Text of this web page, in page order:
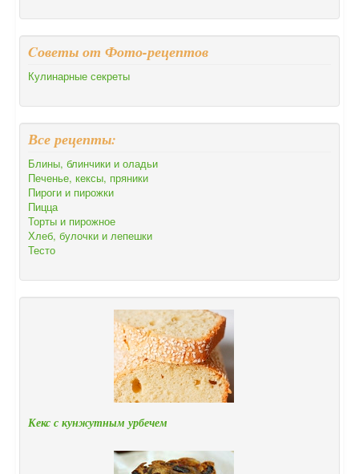
Cоветы от Фото-рецептов
Кулинарные секреты
Все рецепты:
Блины, блинчики и оладьи
Печенье, кексы, пряники
Пироги и пирожки
Пицца
Торты и пирожное
Хлеб, булочки и лепешки
Тесто
Кекс с кунжутным урбечем